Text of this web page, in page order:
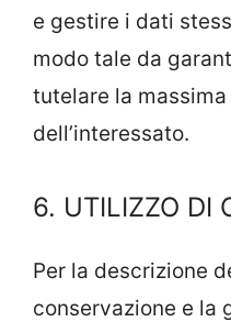
e gestire i dati
modo tale da
tutelare la
dell’interessato.
6. UTILIZZO DI
Per la descrizione
conservazione e la